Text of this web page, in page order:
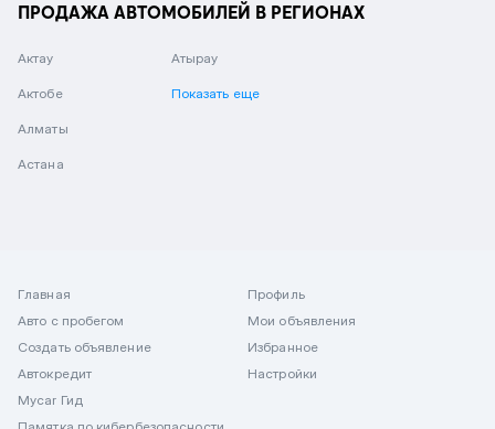
ПРОДАЖА АВТОМОБИЛЕЙ В РЕГИОНАХ
Актау
Актобе
Алматы
Астана
Атырау
Показать еще
Главная
Авто с пробегом
Создать объявление
Автокредит
Mycar Гид
Профиль
Мои объявления
Избранное
Настройки